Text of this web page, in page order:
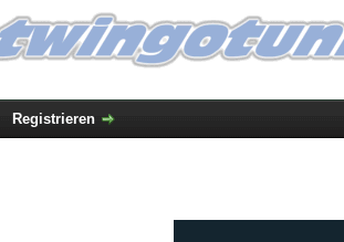
Registrieren